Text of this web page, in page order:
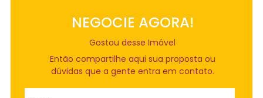
NEGOCIE AGORA!
Gostou desse Imóvel
Então compartilhe aqui sua proposta ou
dúvidas que a gente entra em contato.